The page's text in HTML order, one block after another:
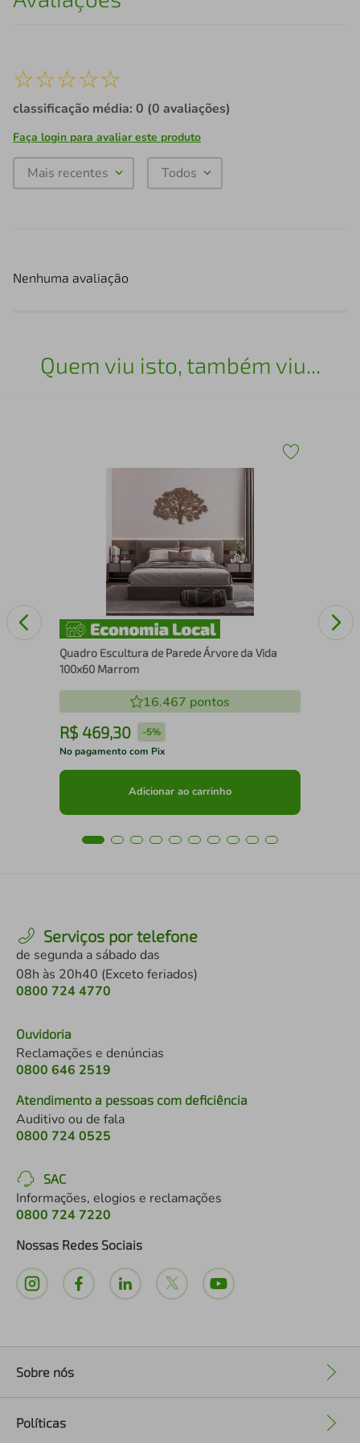
☆☆☆☆☆
classificação média: 0 (0 avaliações)
Faça login para avaliar este produto
Mais recentes Todos
Nenhuma avaliação
Quem viu isto, também viu...
Quadro Escultura de Parede Árvore da Vida
100x60 Marrom
16.467 pontos
R$ 469,30 -5%
No pagamento com Pix
Adicionar ao carrinho
Serviços por telefone
de segunda a sábado das
08h às 20h40 (Exceto feriados)
0800 724 4770
Ouvidoria
Reclamações e denúncias
0800 646 2519
Atendimento a pessoas com deficiência
Auditivo ou de fala
0800 724 0525
SAC
Informações, elogios e reclamações
0800 724 7220
Nossas Redes Sociais
Sobre nós
Políticas